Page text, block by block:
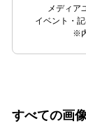
メディア
イベント・
※
すべての画